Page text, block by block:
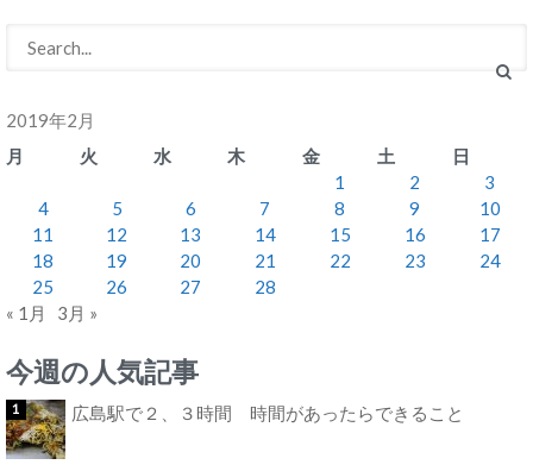
2019年2月
月
火 水 木 金 土
日
1
2
3
4
5 6 7 8 9
10
11
12 13 14 15 16
17
18
19 20 21 22 23
24
25
26 27
28
« 1月
3月 »
今週の人気記事
広島駅で２、３時間 時間があったらできること